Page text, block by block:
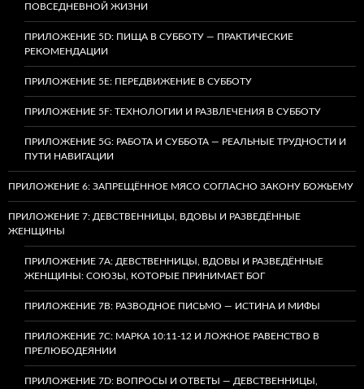
ПОВСЕДНЕВНОЙ ЖИЗНИ
ПРИЛОЖЕНИЕ 5D: ПИЩА В СУББОТУ — ПРАКТИЧЕСКИЕ
РЕКОМЕНДАЦИИ
ПРИЛОЖЕНИЕ 5E: ПЕРЕДВИЖЕНИЕ В СУББОТУ
ПРИЛОЖЕНИЕ 5F: ТЕХНОЛОГИИ И РАЗВЛЕЧЕНИЯ В СУББОТУ
ПРИЛОЖЕНИЕ 5G: РАБОТА И СУББОТА — РЕАЛЬНЫЕ ТРУДНОСТИ И
ПУТИ НАВИГАЦИИ
ПРИЛОЖЕНИЕ 6: ЗАПРЕЩЁННОЕ МЯСО СОГЛАСНО ЗАКОНУ БОЖЬЕМУ
ПРИЛОЖЕНИЕ 7: ДЕВСТВЕННИЦЫ, ВДОВЫ И РАЗВЕДЁННЫЕ
ЖЕНЩИНЫ
ПРИЛОЖЕНИЕ 7А: ДЕВСТВЕННИЦЫ, ВДОВЫ И РАЗВЕДЁННЫЕ
ЖЕНЩИНЫ: СОЮЗЫ, КОТОРЫЕ ПРИНИМАЕТ БОГ
ПРИЛОЖЕНИЕ 7B: РАЗВОДНОЕ ПИСЬМО — ИСТИНА И МИФЫ
ПРИЛОЖЕНИЕ 7C: МАРКА 10:11-12 И ЛОЖНОЕ РАВЕНСТВО В
ПРЕЛЮБОДЕЯНИИ
ПРИЛОЖЕНИЕ 7D: ВОПРОСЫ И ОТВЕТЫ — ДЕВСТВЕННИЦЫ,